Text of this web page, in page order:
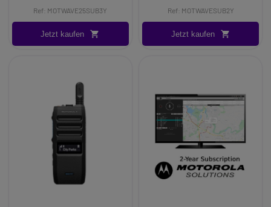
es unbegrenzte PTT Anrufe im
ganzen Land, Gruppen und
Ref: MOTWAVE25SUB3Y
Jetzt kaufen
für das Motorola TLK100 Walkie
Talkie. Limitierte TPTTs im
Ref: MOTWAVESUB2Y
Jetzt kaufen